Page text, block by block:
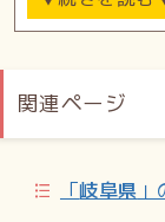
歴史
1975年（昭和50
世帯数と人口
関連ページ
「岐阜県